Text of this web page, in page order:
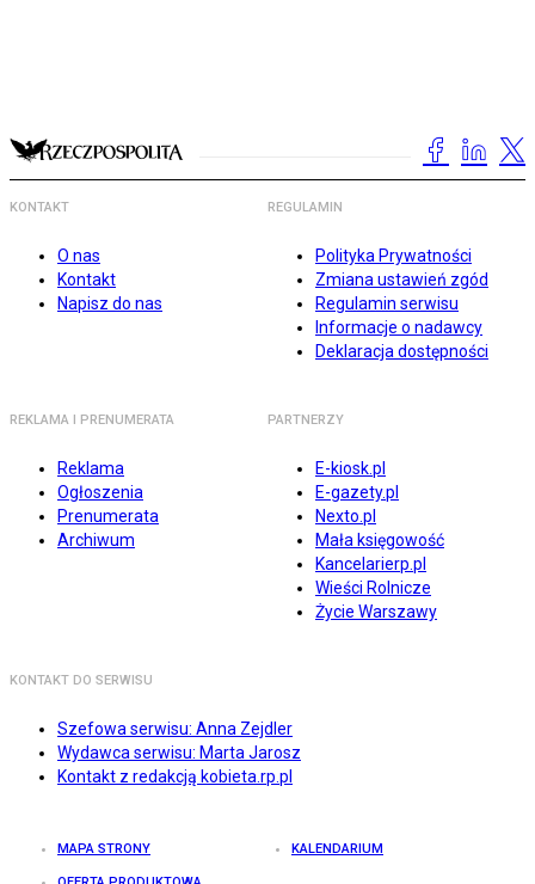
KONTAKT
O nas
Kontakt
Napisz do nas
REGULAMIN
Polityka Prywatności
Zmiana ustawień zgód
Regulamin serwisu
Informacje o nadawcy
Deklaracja dostępności
REKLAMA I PRENUMERATA
Reklama
Ogłoszenia
Prenumerata
Archiwum
PARTNERZY
E-kiosk.pl
E-gazety.pl
Nexto.pl
Mała księgowość
Kancelarierp.pl
Wieści Rolnicze
Życie Warszawy
KONTAKT DO SERWISU
Szefowa serwisu: Anna Zejdler
Wydawca serwisu: Marta Jarosz
Kontakt z redakcją kobieta.rp.pl
MAPA STRONY KALENDARIUM